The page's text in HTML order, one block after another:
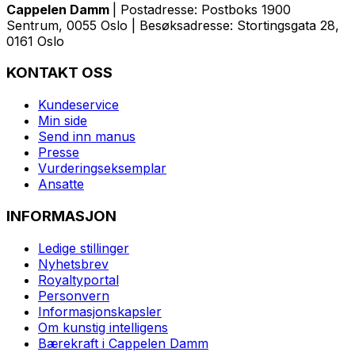
Cappelen Damm
| Postadresse: Postboks 1900
Sentrum, 0055 Oslo | Besøksadresse: Stortingsgata 28,
0161 Oslo
KONTAKT OSS
Kundeservice
Min side
Send inn manus
Presse
Vurderingseksemplar
Ansatte
INFORMASJON
Ledige stillinger
Nyhetsbrev
Royaltyportal
Personvern
Informasjonskapsler
Om kunstig intelligens
Bærekraft i Cappelen Damm